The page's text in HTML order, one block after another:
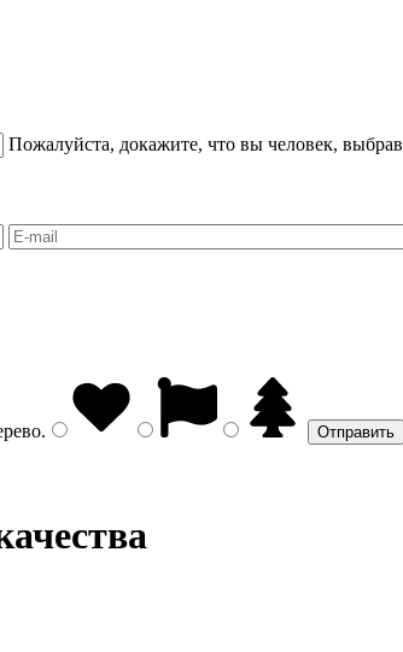
Пожалуйста, докажите, что вы человек, выбрав
.